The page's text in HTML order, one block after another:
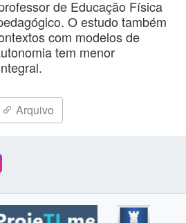
de Educação Física
O estudo também
com modelos de
tem menor
Arquivo